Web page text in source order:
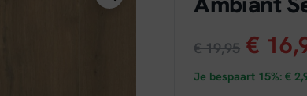
€19,95
prijs
€
Je bespaart 15%:€